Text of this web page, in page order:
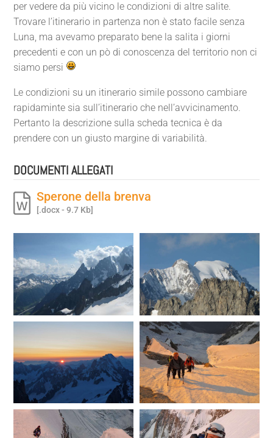
per vedere da più vicino le condizioni di altre salite.
Trovare l’itinerario in partenza non è stato facile senza
Luna, ma avevamo preparato bene la salita i giorni
precedenti e con un pò di conoscenza del territorio non ci
siamo persi
Le condizioni su un itinerario simile possono cambiare
rapidaminte sia sull’itinerario che nell’avvicinamento.
Pertanto la descrizione sulla scheda tecnica è da
prendere con un giusto margine di variabilità.
DOCUMENTI ALLEGATI
Sperone della brenva
[.docx - 9.7 Kb]